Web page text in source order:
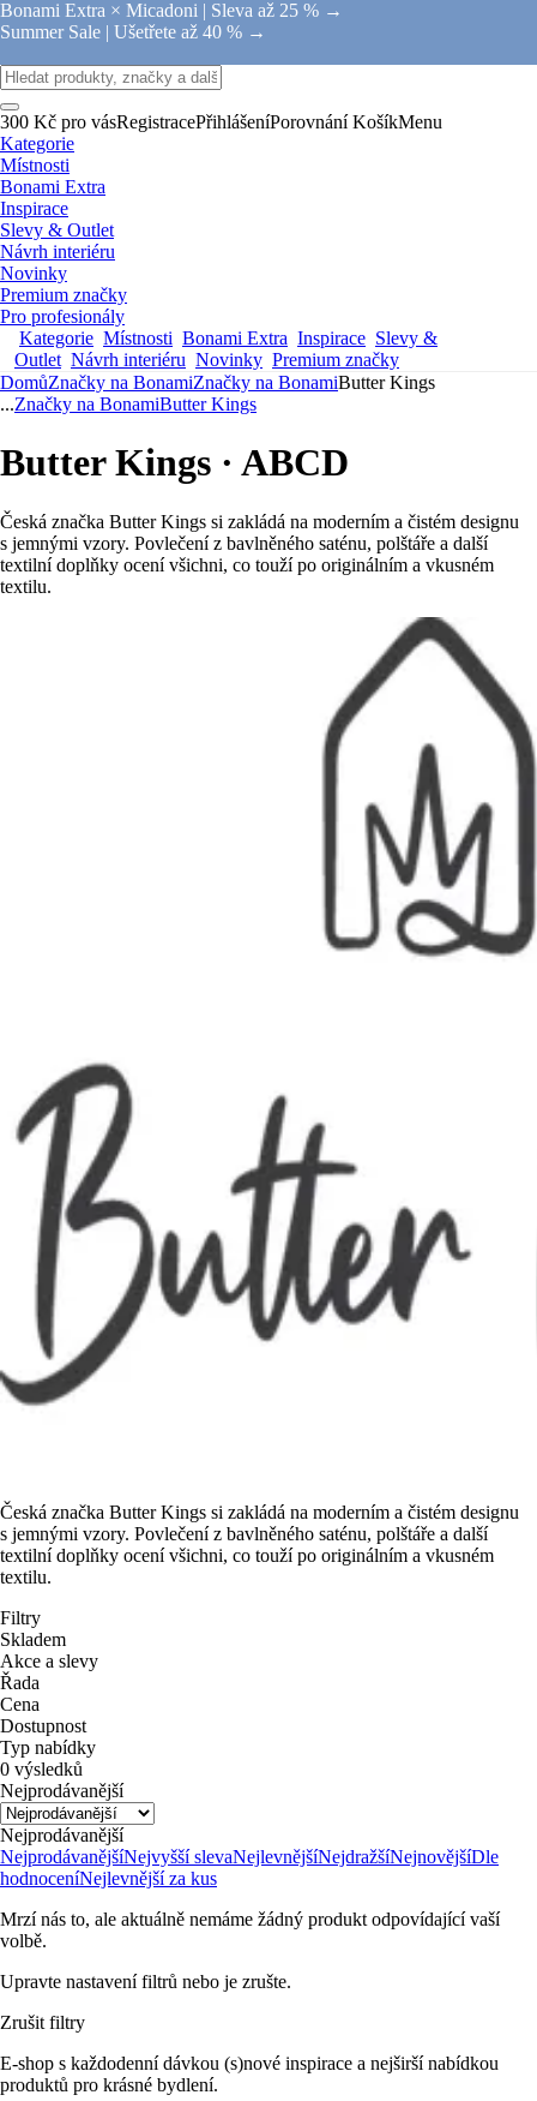
Bonami Extra × Micadoni | Sleva až 25 % →
Summer Sale | Ušetřete až 40 % →
300 Kč pro vásRegistracePřihlášeníPorovnání KošíkMenu
Kategorie
Místnosti
Bonami Extra
Inspirace
Slevy & Outlet
Návrh interiéru
Novinky
Premium značky
Pro profesionály
Kategorie Místnosti Bonami Extra Inspirace Slevy &
Outlet Návrh interiéru Novinky Premium značky
DomůZnačky na BonamiZnačky na BonamiButter Kings
...Značky na BonamiButter Kings
Butter Kings · ABCD
Česká značka Butter Kings si zakládá na moderním a čistém designu
s jemnými vzory. Povlečení z bavlněného saténu, polštáře a další
textilní doplňky ocení všichni, co touží po originálním a vkusném
textilu.
Česká značka Butter Kings si zakládá na moderním a čistém designu
s jemnými vzory. Povlečení z bavlněného saténu, polštáře a další
textilní doplňky ocení všichni, co touží po originálním a vkusném
textilu.
Filtry
Skladem
Akce a slevy
Řada
Cena
Dostupnost
Typ nabídky
0 výsledků
Nejprodávanější
Nejprodávanější
NejprodávanějšíNejvyšší slevaNejlevnějšíNejdražšíNejnovějšíDle
hodnoceníNejlevnější za kus
Mrzí nás to, ale aktuálně nemáme žádný produkt odpovídající vaší
volbě.
Upravte nastavení filtrů nebo je zrušte.
Zrušit filtry
E-shop s každodenní dávkou (s)nové inspirace a nejširší nabídkou
produktů pro krásné bydlení.